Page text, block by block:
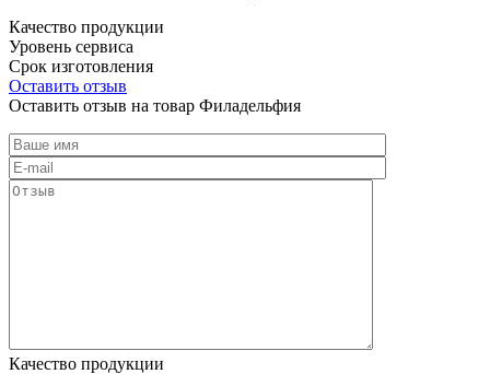
Качество продукции
Уровень сервиса
Срок изготовления
Оставить отзыв
Оставить отзыв на товар Филадельфия
Качество продукции